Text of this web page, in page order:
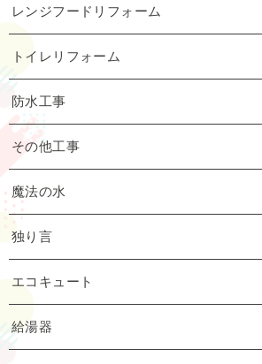
レンジフードリフォーム
トイレリフォーム
防水工事
その他工事
魔法の水
独り言
エコキュート
給湯器